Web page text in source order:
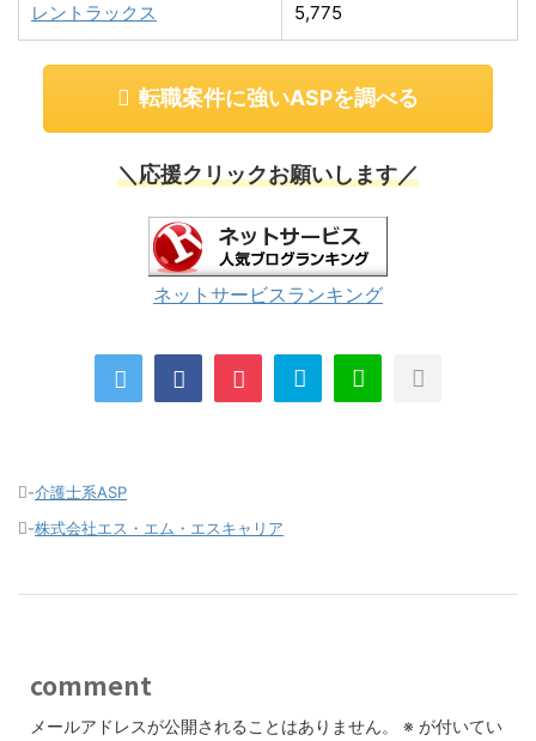
レントラックス 5,775
転職案件に強いASPを調べる
＼応援クリックお願いします／
ネットサービスランキング
-介護士系ASP
-株式会社エス・エム・エスキャリア
comment
メールアドレスが公開されることはありません。 ※ が付いてい